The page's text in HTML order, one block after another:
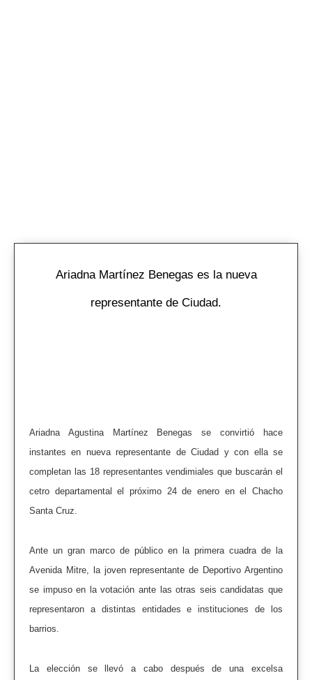
Ariadna Martínez Benegas es la nueva
representante de Ciudad.
Ariadna Agustina Martínez Benegas se convirtió hace
instantes en nueva representante de Ciudad y con ella se
completan las 18 representantes vendimiales que buscarán el
cetro departamental el próximo 24 de enero en el Chacho
Santa Cruz.
Ante un gran marco de público en la primera cuadra de la
Avenida Mitre, la joven representante de Deportivo Argentino
se impuso en la votación ante las otras seis candidatas que
representaron a distintas entidades e instituciones de los
barrios.
La elección se llevó a cabo después de una excelsa